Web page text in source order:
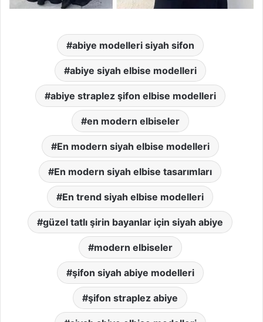
abiye modelleri siyah sifon
abiye siyah elbise modelleri
abiye straplez şifon elbise modelleri
en modern elbiseler
En modern siyah elbise modelleri
En modern siyah elbise tasarımları
En trend siyah elbise modelleri
güzel tatlı şirin bayanlar için siyah abiye
modern elbiseler
şifon siyah abiye modelleri
şifon straplez abiye